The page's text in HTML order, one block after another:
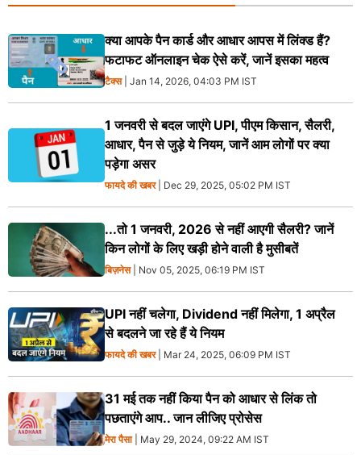
क्या आपके पैन कार्ड और आधार आपस में लिंक्ड हैं?
फटाफट ऑनलाइन चेक ऐसे करें, जानें इसका महत्व
टैक्स| Jan 14, 2026, 04:03 PM IST
1 जनवरी से बदल जाएंगे UPI, पीएम किसान, सैलरी,
आधार, पैन से जुड़े ये नियम, जानें आम लोगों पर क्या
पड़ेगा असर
फायदे की खबर| Dec 29, 2025, 05:02 PM IST
...तो 1 जनवरी, 2026 से नहीं आएगी सैलरी? जानें
किन लोगों के लिए खड़ी होने वाली है मुसीबतें
बिज़नेस| Nov 05, 2025, 06:19 PM IST
UPI नहीं चलेगा, Dividend नहीं मिलेगा, 1 अप्रैल
से बदलने जा रहे हैं ये नियम
फायदे की खबर| Mar 24, 2025, 06:09 PM IST
31 मई तक नहीं किया पैन को आधार से लिंक तो
पछताएंगे आप.. जान लीजिए प्रोसेस
मेरा पैसा| May 29, 2024, 09:22 AM IST